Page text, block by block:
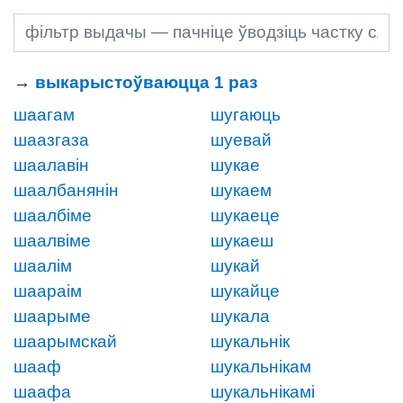
→ выкарыстоўваюцца 1 раз
шаагам
шаазгаза
шаалавін
шаалбанянін
шаалбіме
шаалвіме
шаалім
шаараім
шаарыме
шаарымскай
шааф
шаафа
шугаюць
шуевай
шукае
шукаем
шукаеце
шукаеш
шукай
шукайце
шукала
шукальнік
шукальнікам
шукальнікамі